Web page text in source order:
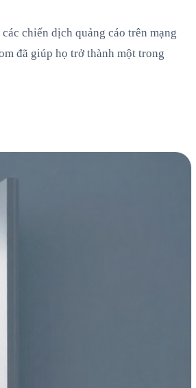
chiến dịch quảng cáo trên mạng
đã giúp họ trở thành một trong